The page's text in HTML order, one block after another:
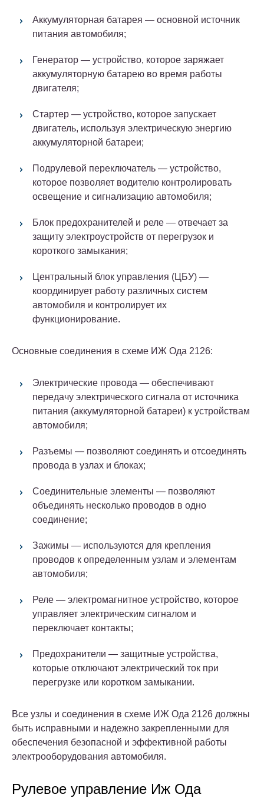
Аккумуляторная батарея — основной источник
питания автомобиля;
Генератор — устройство, которое заряжает
аккумуляторную батарею во время работы
двигателя;
Стартер — устройство, которое запускает
двигатель, используя электрическую энергию
аккумуляторной батареи;
Подрулевой переключатель — устройство,
которое позволяет водителю контролировать
освещение и сигнализацию автомобиля;
Блок предохранителей и реле — отвечает за
защиту электроустройств от перегрузок и
короткого замыкания;
Центральный блок управления (ЦБУ) —
координирует работу различных систем
автомобиля и контролирует их
функционирование.
Основные соединения в схеме ИЖ Ода 2126:
Электрические провода — обеспечивают
передачу электрического сигнала от источника
питания (аккумуляторной батареи) к устройствам
автомобиля;
Разъемы — позволяют соединять и отсоединять
провода в узлах и блоках;
Соединительные элементы — позволяют
объединять несколько проводов в одно
соединение;
Зажимы — используются для крепления
проводов к определенным узлам и элементам
автомобиля;
Реле — электромагнитное устройство, которое
управляет электрическим сигналом и
переключает контакты;
Предохранители — защитные устройства,
которые отключают электрический ток при
перегрузке или коротком замыкании.
Все узлы и соединения в схеме ИЖ Ода 2126 должны
быть исправными и надежно закрепленными для
обеспечения безопасной и эффективной работы
электрооборудования автомобиля.
Рулевое управление Иж Ода